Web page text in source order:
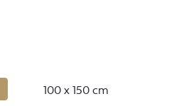
100 x 150 cm